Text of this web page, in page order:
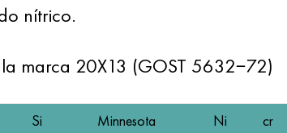
nítrico.
marca 20X13 (GOST 5632−72)
Si Minnesota Ni cr